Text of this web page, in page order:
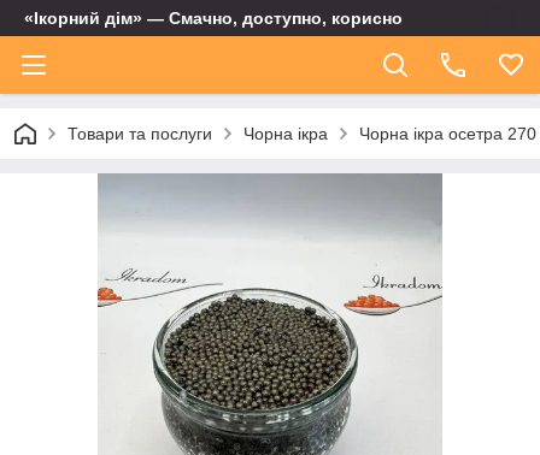
«Ікорний дім» — Смачно, доступно, корисно
Товари та послуги Чорна ікра Чорна ікра осетра